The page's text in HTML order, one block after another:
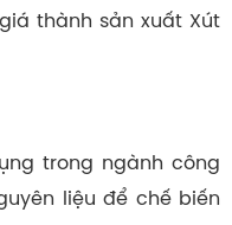
thành sản xuất Xút
trong ngành công
liệu để chế biến